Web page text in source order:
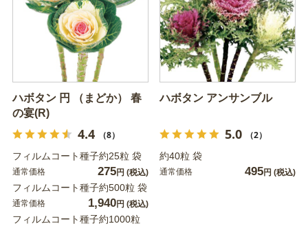
ハボタン 円 （まどか） 春
の宴(R)
4.4 （8）
フィルムコート種子約25粒 袋
通常価格 275円 (税込)
フィルムコート種子約500粒 袋
通常価格 1,940円 (税込)
フィルムコート種子約1000粒
ハボタン アンサンブル
5.0 （2）
約40粒 袋
通常価格 495円 (税込)